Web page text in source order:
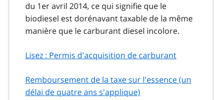
du 1er avril 2014, ce qui signifie que le
biodiesel est dorénavant taxable de la même
manière que le carburant diesel incolore.
Lisez : Permis d'acquisition de carburant
Remboursement de la taxe sur l'essence (un
délai de quatre ans s'applique)